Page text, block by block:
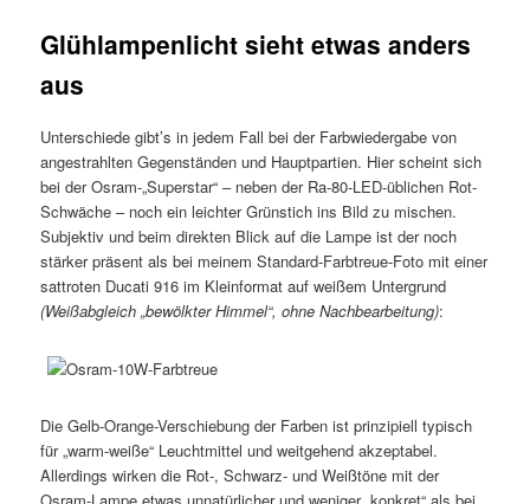
Glühlampenlicht sieht etwas anders
aus
Unterschiede gibt’s in jedem Fall bei der Farbwiedergabe von
angestrahlten Gegenständen und Hauptpartien. Hier scheint sich
bei der Osram-„Superstar“ – neben der Ra-80-LED-üblichen Rot-
Schwäche – noch ein leichter Grünstich ins Bild zu mischen.
Subjektiv und beim direkten Blick auf die Lampe ist der noch
stärker präsent als bei meinem Standard-Farbtreue-Foto mit einer
sattroten Ducati 916 im Kleinformat auf weißem Untergrund
(Weißabgleich „bewölkter Himmel“, ohne Nachbearbeitung):
Die Gelb-Orange-Verschiebung der Farben ist prinzipiell typisch
für „warm-weiße“ Leuchtmittel und weitgehend akzeptabel.
Allerdings wirken die Rot-, Schwarz- und Weißtöne mit der
Osram-Lampe etwas unnatürlicher und weniger „konkret“ als bei